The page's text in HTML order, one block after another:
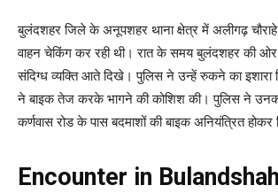
बुलंदशहर जिले के अनूपशहर थाना क्षेत्र में अलीगढ़
वाहन चेकिंग कर रही थी। रात के समय बुलंदशहर की
संदिग्ध व्यक्ति आते दिखे। पुलिस ने उन्हें रुकने का इशारा
ने बाइक तेज करके भागने की कोशिश की। पुलिस ने
कर्णवास रोड के पास बदमाशों की बाइक अनियंत्रित
Encounter in